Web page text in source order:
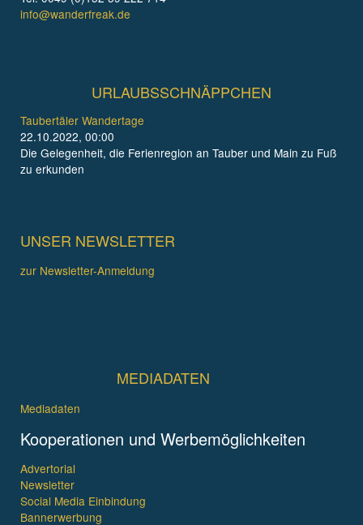
info@wanderfreak.de
URLAUBSSCHNÄPPCHEN
Taubertäler Wandertage
22.10.2022, 00:00
Die Gelegenheit, die Ferienregion an Tauber und Main zu Fuß
zu erkunden
UNSER NEWSLETTER
zur Newsletter-Anmeldung
MEDIADATEN
Mediadaten
Kooperationen und Werbemöglichkeiten
Advertorial
Newsletter
Social Media Einbindung
Bannerwerbung